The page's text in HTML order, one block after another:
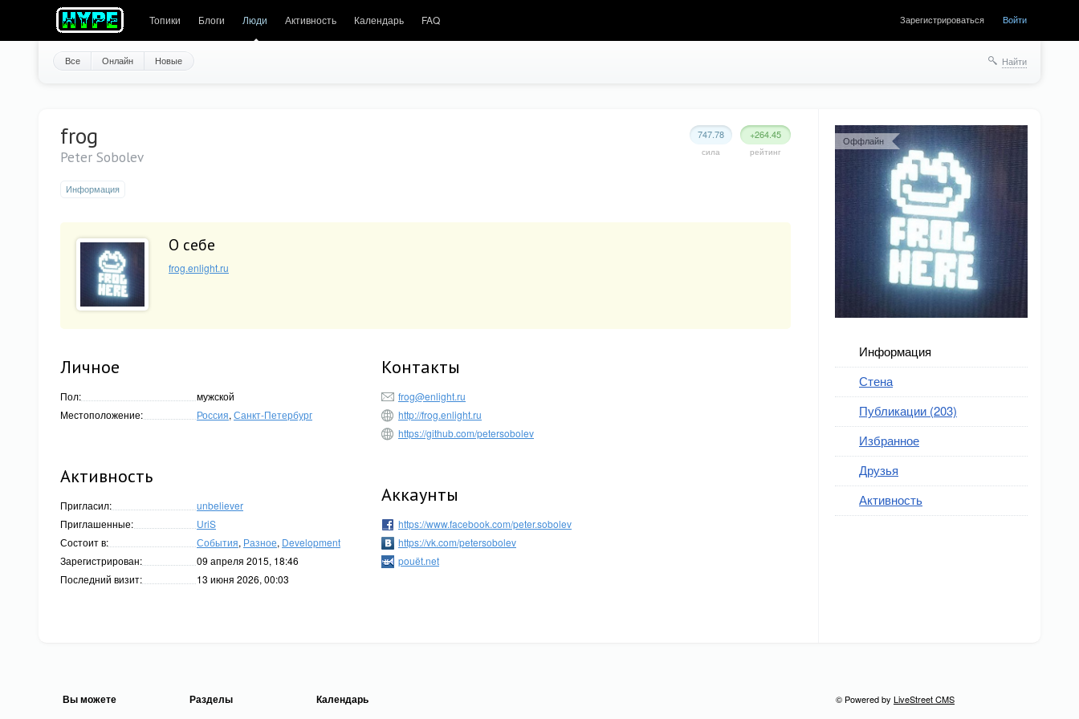
Топики Блоги Люди Активность Календарь FAQ Зарегистрироваться Войти
Все Онлайн Новые Найти
Оффлайн
Информация
Стена
Публикации (203)
Избранное
Друзья
Активность
+264.45
рейтинг
747.78
сила
frog
Peter Sobolev
Информация
О себе
frog.enlight.ru
Личное
Пол:
мужской
Местоположение:
Россия, Санкт-Петербург
Активность
Пригласил:
unbeliever
Приглашенные:
UriS
Состоит в:
События, Разное, Development
Зарегистрирован:
09 апреля 2015, 18:46
Последний визит:
13 июня 2026, 00:03
Контакты
frog@enlight.ru
http://frog.enlight.ru
https://github.com/petersobolev
Аккаунты
https://www.facebook.com/peter.sobolev
https://vk.com/petersobolev
pouët.net
Вы можете Разделы Календарь © Powered by LiveStreet CMS